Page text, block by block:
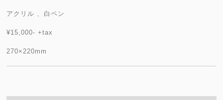
アクリル 、白ペン
¥15,000- +tax
270×220mm